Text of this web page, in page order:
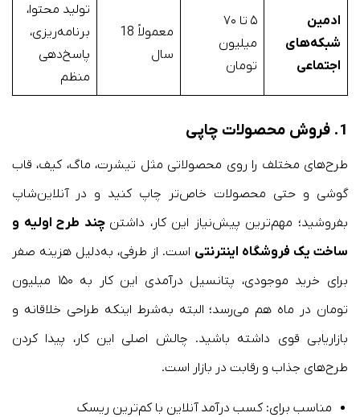
ادمین
شبکه‌های
اجتماعی
۵ تا ۷۰
میلیون
تومان
معمولاً 18
سال
تولید محتوا،
برنامه‌ریزی،
پاسخ‌دهی
منظم
1. فروش محصولات چاپی
طرح‌های مختلف را روی محصولاتی مثل تیشرت، ماگ، کیف، قاب
گوشی و حتی محصولات خاص‌تر چاپ کنید و در آنلاین‌شاپ
بفروشید؛ مهم‌ترین پیش‌نیاز این کار، داشتن چند طرح اولیه و
ساخت یک فروشگاه اینترنتی است. از طرفی، به‌دلیل هزینه صفر
برای خرید موجودی، پتانسیل درآمدی این کار به ۱۵۰ میلیون
تومان در ماه هم می‌رسد؛ البته به‌شرط اینکه طراحی خلاقانه و
بازاریابی قوی داشته باشید. چالش اصلی این کار، پیدا کردن
طرح‌های جذاب و رقابت در بازار است.
مناسب برای: کسب درآمد آنلاین با کم‌ترین ریسک